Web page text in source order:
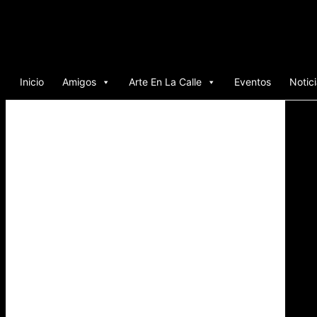
Inicio Amigos Arte En La Calle Eventos